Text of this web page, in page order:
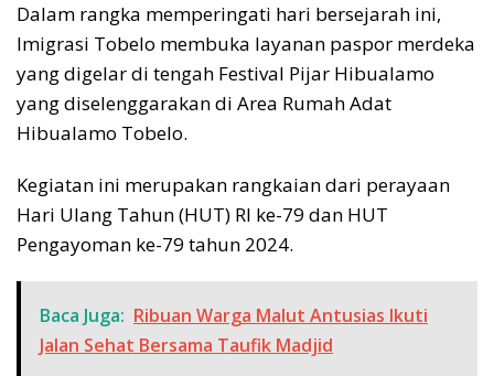
Dalam rangka memperingati hari bersejarah ini,
Imigrasi Tobelo membuka layanan paspor merdeka
yang digelar di tengah Festival Pijar Hibualamo
yang diselenggarakan di Area Rumah Adat
Hibualamo Tobelo.
Kegiatan ini merupakan rangkaian dari perayaan
Hari Ulang Tahun (HUT) RI ke-79 dan HUT
Pengayoman ke-79 tahun 2024.
Baca Juga: Ribuan Warga Malut Antusias Ikuti
Jalan Sehat Bersama Taufik Madjid